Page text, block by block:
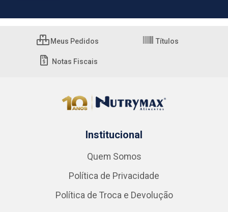
Meus Pedidos Títulos
Notas Fiscais
Institucional
Quem Somos
Política de Privacidade
Política de Troca e Devolução